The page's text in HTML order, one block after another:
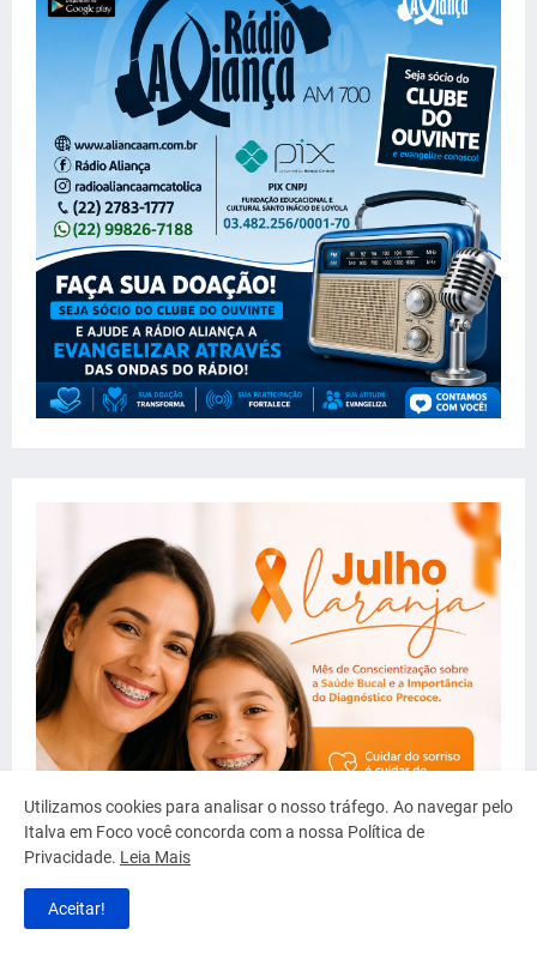
Utilizamos cookies para analisar o nosso tráfego. Ao navegar pelo
Italva em Foco você concorda com a nossa Política de
Privacidade. Leia Mais
Aceitar!